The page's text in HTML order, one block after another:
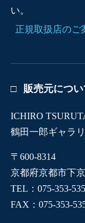
い。
正規取扱店のご
販売元につい
ICHIRO
鶴田一郎ギャラ
〒600-8314
京都府京都市下
TEL：075-353-
FAX：075-353-